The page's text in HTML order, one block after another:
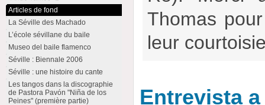
Thomas
leur
Entrevista
Articles de fond
La Séville des Machado
L’école sévillane du baile
Museo del baile flamenco
Séville : Biennale 2006
Séville : une histoire du cante
Les tangos dans la discographie
de Pastora Pavón "Niña de los
Peines" (première partie)